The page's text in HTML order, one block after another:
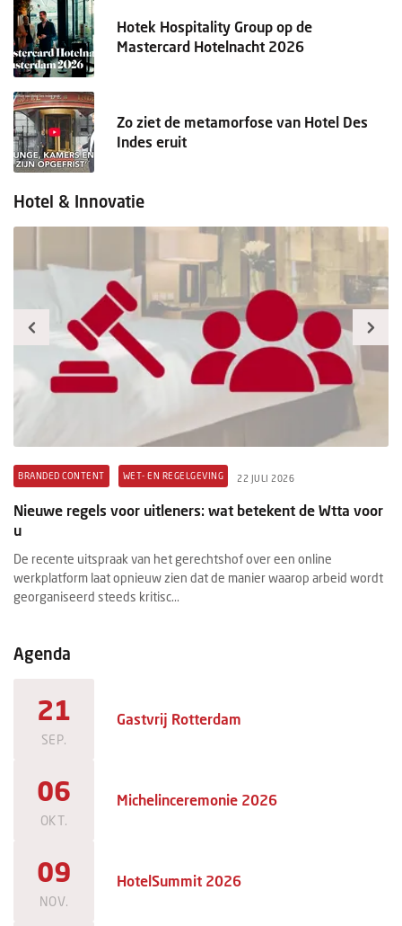
Hotek Hospitality Group op de
Mastercard Hotelnacht 2026
Zo ziet de metamorfose van Hotel Des
Indes eruit
Hotel & Innovatie
BRANDED CONTENT WET- EN REGELGEVING 22 JULI 2026
Nieuwe regels voor uitleners: wat betekent de Wtta voor
u
De recente uitspraak van het gerechtshof over een online
werkplatform laat opnieuw zien dat de manier waarop arbeid wordt
georganiseerd steeds kritisc...
Agenda
21
SEP.
Gastvrij Rotterdam
06
OKT.
Michelinceremonie 2026
09
NOV.
HotelSummit 2026